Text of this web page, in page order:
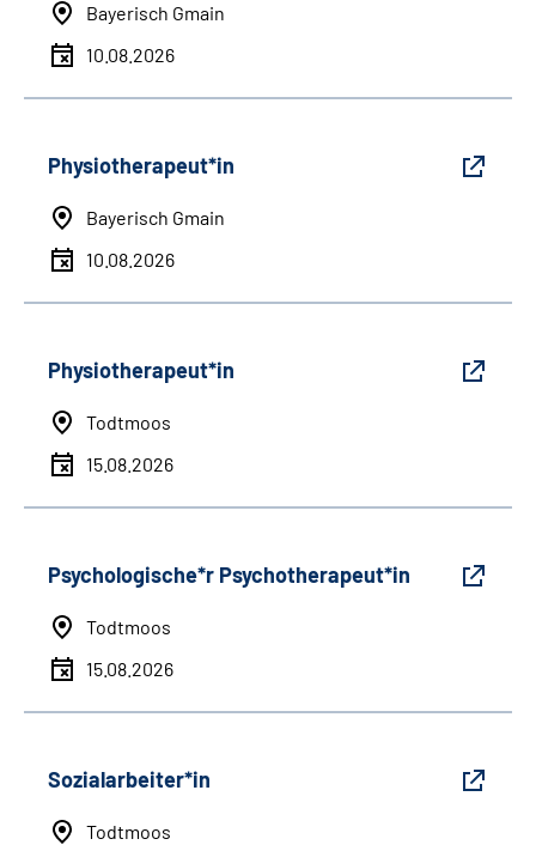
Bayerisch Gmain
10.08.2026
Physiotherapeut*in
Bayerisch Gmain
10.08.2026
Physiotherapeut*in
Todtmoos
15.08.2026
Psychologische*r Psychotherapeut*in
Todtmoos
15.08.2026
Sozialarbeiter*in
Todtmoos